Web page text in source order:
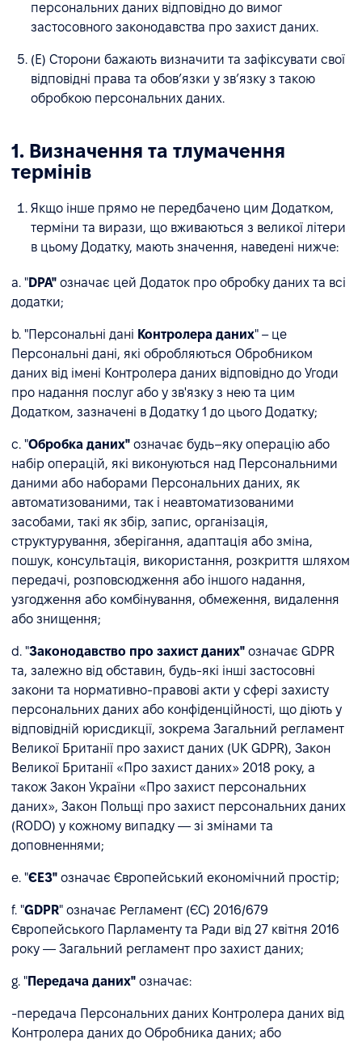
персональних даних відповідно до вимог
застосовного законодавства про захист даних.
(E) Сторони бажають визначити та зафіксувати свої
відповідні права та обов’язки у зв’язку з такою
обробкою персональних даних.
1. Визначення та тлумачення
термінів
Якщо інше прямо не передбачено цим Додатком,
терміни та вирази, що вживаються з великої літери
в цьому Додатку, мають значення, наведені нижче:
a. "DPA" означає цей Додаток про обробку даних та всі
додатки;
b. "Персональні дані Контролера даних" – це
Персональні дані, які обробляються Обробником
даних від імені Контролера даних відповідно до Угоди
про надання послуг або у зв'язку з нею та цим
Додатком, зазначені в Додатку 1 до цього Додатку;
c. "Обробка даних" означає будь–яку операцію або
набір операцій, які виконуються над Персональними
даними або наборами Персональних даних, як
автоматизованими, так і неавтоматизованими
засобами, такі як збір, запис, організація,
структурування, зберігання, адаптація або зміна,
пошук, консультація, використання, розкриття шляхом
передачі, розповсюдження або іншого надання,
узгодження або комбінування, обмеження, видалення
або знищення;
d. "Законодавство про захист даних" означає GDPR
та, залежно від обставин, будь-які інші застосовні
закони та нормативно-правові акти у сфері захисту
персональних даних або конфіденційності, що діють у
відповідній юрисдикції, зокрема Загальний регламент
Великої Британії про захист даних (UK GDPR), Закон
Великої Британії «Про захист даних» 2018 року, а
також Закон України «Про захист персональних
даних», Закон Польщі про захист персональних даних
(RODO) у кожному випадку — зі змінами та
доповненнями;
e. "ЄЕЗ" означає Європейський економічний простір;
f. "GDPR" означає Регламент (ЄС) 2016/679
Європейського Парламенту та Ради від 27 квітня 2016
року — Загальний регламент про захист даних;
g. "Передача даних" означає:
-передача Персональних даних Контролера даних від
Контролера даних до Обробника даних; або